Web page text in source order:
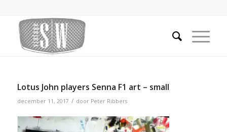
Lotus John players Senna F1 art – small
december 11, 2017 / door Peter Ribbers